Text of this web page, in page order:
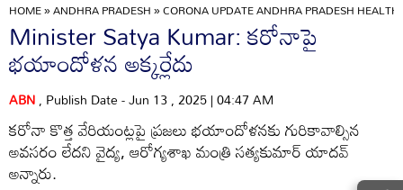
HOME»ANDHRA PRADESH»CORONA UPDATE ANDHRA PRADESH
Minister Satya Kumar: కరోనాపై
భయాందోళన అక్కర్లేదు
ABN, Publish Date - Jun 13 , 2025 | 04:47 AM
కరోనా కొత్త వేరియంట్లపై ప్రజలు భయాందోళనకు గురికావాల్సిన
అవసరం లేదని వైద్య, ఆరోగ్యశాఖ మంత్రి సత్యకుమార్‌ యాదవ్‌
అన్నారు.